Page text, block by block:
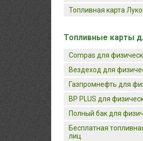
Топливная карта
Топливные карты
Compas для
Вездеход для
Газпромнефть для
BP PLUS для
Полный бак для
Бесплатная
лиц